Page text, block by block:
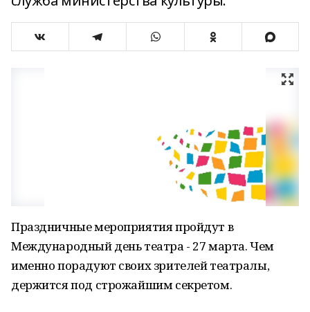
Праздничные мероприятия пройдут в
Международный день театра - 27 марта. Чем
именно порадуют своих зрителей театралы,
держится под строжайшим секретом.